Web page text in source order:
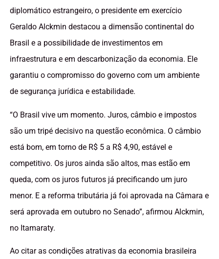
diplomático estrangeiro, o presidente em exercício
Geraldo Alckmin destacou a dimensão continental do
Brasil e a possibilidade de investimentos em
infraestrutura e em descarbonização da economia. Ele
garantiu o compromisso do governo com um ambiente
de segurança jurídica e estabilidade.
“O Brasil vive um momento. Juros, câmbio e impostos
são um tripé decisivo na questão econômica. O câmbio
está bom, em torno de R$ 5 a R$ 4,90, estável e
competitivo. Os juros ainda são altos, mas estão em
queda, com os juros futuros já precificando um juro
menor. E a reforma tributária já foi aprovada na Câmara e
será aprovada em outubro no Senado”, afirmou Alckmin,
no Itamaraty.
Ao citar as condições atrativas da economia brasileira